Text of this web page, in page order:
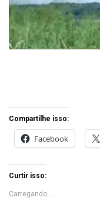
Compartilhe isso:
Facebook
Curtir isso:
Carregando...